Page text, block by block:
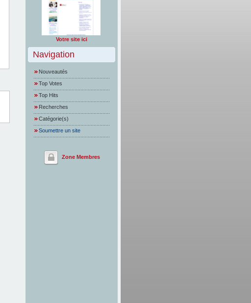
Votre site ici
Navigation
Nouveautés
Top Votes
Top Hits
Recherches
Catégorie(s)
Soumettre un site
Zone Membres